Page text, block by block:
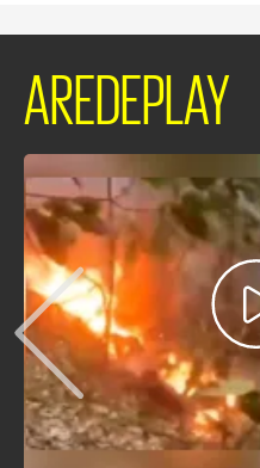
AREDEPLAY